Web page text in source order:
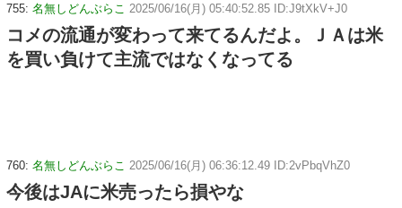
755: 名無しどんぶらこ 2025/06/16(月) 05:40:52.85 ID:J9tXkV+J0
コメの流通が変わって来てるんだよ。ＪＡは米
を買い負けて主流ではなくなってる
760: 名無しどんぶらこ 2025/06/16(月) 06:36:12.49 ID:2vPbqVhZ0
今後はJAに米売ったら損やな